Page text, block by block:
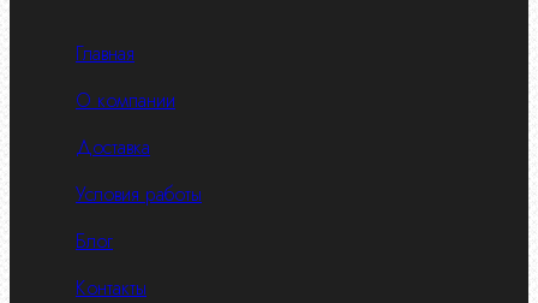
Главная
О компании
Доставка
Условия работы
Блог
Контакты